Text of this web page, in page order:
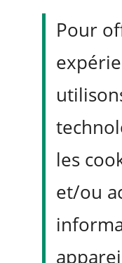
Pour
les
et/ou
soit
de